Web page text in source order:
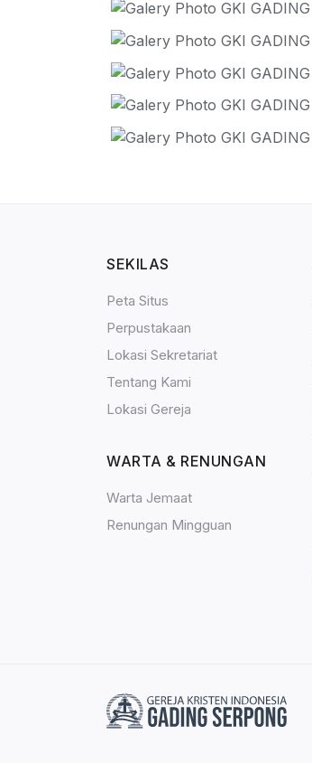
SEKILAS
Peta Situs
Perpustakaan
Lokasi Sekretariat
Tentang Kami
Lokasi Gereja
WARTA & RENUNGAN
Warta Jemaat
Renungan Mingguan